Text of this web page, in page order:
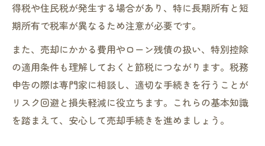
得税や住民税が発生する場合があり、特に長期所有と短
期所有で税率が異なるため注意が必要です。
また、売却にかかる費用やローン残債の扱い、特別控除
の適用条件も理解しておくと節税につながります。税務
申告の際は専門家に相談し、適切な手続きを行うことが
リスク回避と損失軽減に役立ちます。これらの基本知識
を踏まえて、安心して売却手続きを進めましょう。